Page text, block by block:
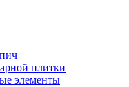
плитки
элементы